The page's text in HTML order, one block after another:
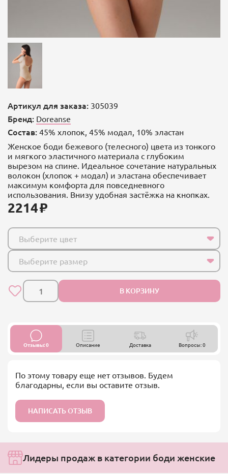
Артикул для заказа: 305039
Бренд: Doreanse
Состав: 45% хлопок, 45% модал, 10% эластан
Женское боди бежевого (телесного) цвета из тонкого
и мягкого эластичного материала с глубоким
вырезом на спине. Идеальное сочетание натуральных
волокон (хлопок + модал) и эластана обеспечивает
максимум комфорта для повседневного
использования. Внизу удобная застёжка на кнопках.
2214
Выберите цвет
Выберите размер
В КОРЗИНУ
Отзывы: 0 Описание Доставка Вопросы: 0
По этому товару еще нет отзывов. Будем
благодарны, если вы оставите отзыв.
НАПИСАТЬ ОТЗЫВ
Лидеры продаж в категории боди женские